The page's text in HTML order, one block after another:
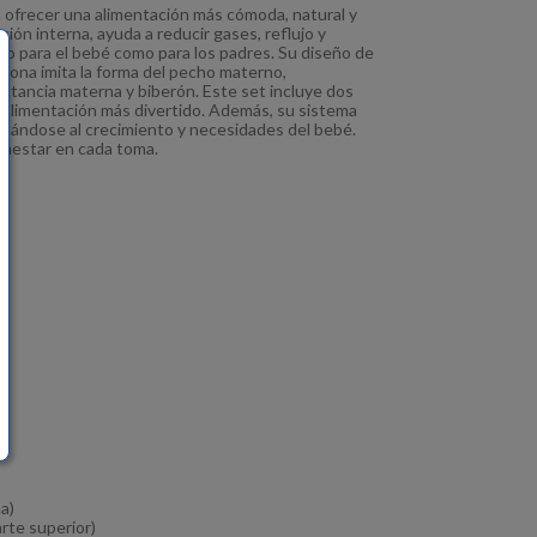
una alimentación más cómoda, natural y
interna, ayuda a reducir gases, reflujo y
para el bebé como para los padres. Su diseño de
imita la forma del pecho materno,
materna y biberón. Este set incluye dos
más divertido. Además, su sistema
al crecimiento y necesidades del bebé.
en cada toma.
superior)